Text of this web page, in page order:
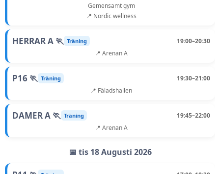
Gemensamt gym
📍 Nordic wellness
HERRAR A 🏃 Träning
19:00–20:30
📍 Arenan A
P16 🏃 Träning
19:30–21:00
📍 Fäladshallen
DAMER A 🏃 Träning
19:45–22:00
📍 Arenan A
📅 tis 18 Augusti 2026